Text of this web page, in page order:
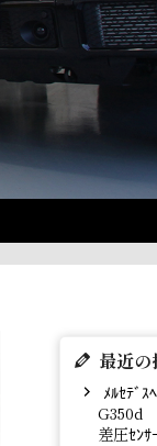
最近の
ﾒﾙｾﾃﾞ
G350d
差圧ｾﾝ